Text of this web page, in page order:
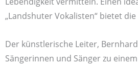
„Landshuter Vokalisten“ bietet
Der künstlerische Leiter,
Sängerinnen und Sänger zu